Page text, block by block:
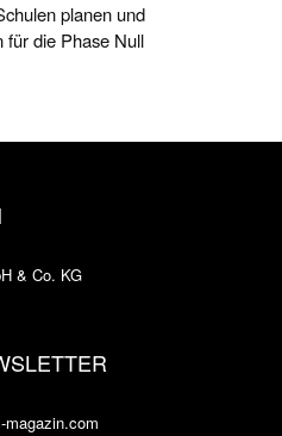
planen und
für die Phase Null
& Co. KG
magazin.com